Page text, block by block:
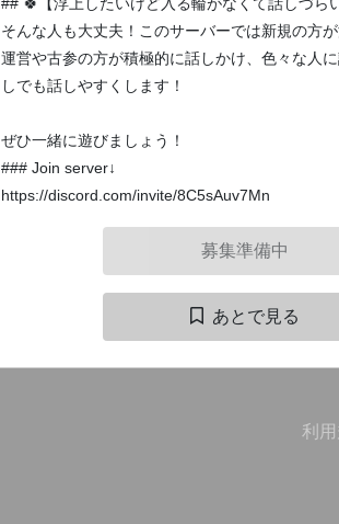
そんな人も大丈夫！このサーバーでは新規の方
運営や古参の方が積極的に話しかけ、色々な人
しでも話しやすくします！
ぜひ一緒に遊びましょう！
### Join server↓
https://discord.com/invite/8C5sAuv7Mn
募集準備中
あとで見る
利